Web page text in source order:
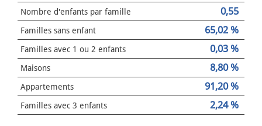
Nombre d'enfants par famille 0,55
Familles sans enfant 65,02 %
Familles avec 1 ou 2 enfants 0,03 %
Maisons 8,80 %
Appartements 91,20 %
Familles avec 3 enfants 2,24 %